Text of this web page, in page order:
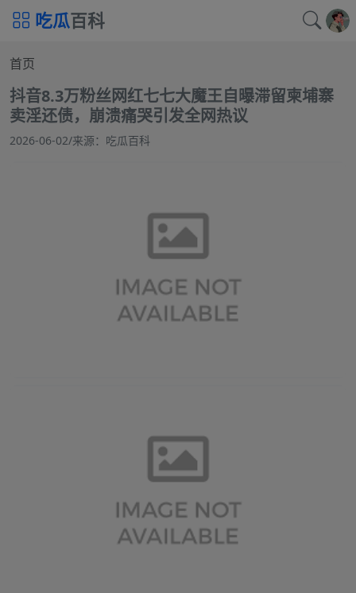
吃瓜百科
首页
抖音8.3万粉丝网红七七大魔王自曝滞留柬埔寨
卖淫还债，崩溃痛哭引发全网热议
2026-06-02/来源：吃瓜百科